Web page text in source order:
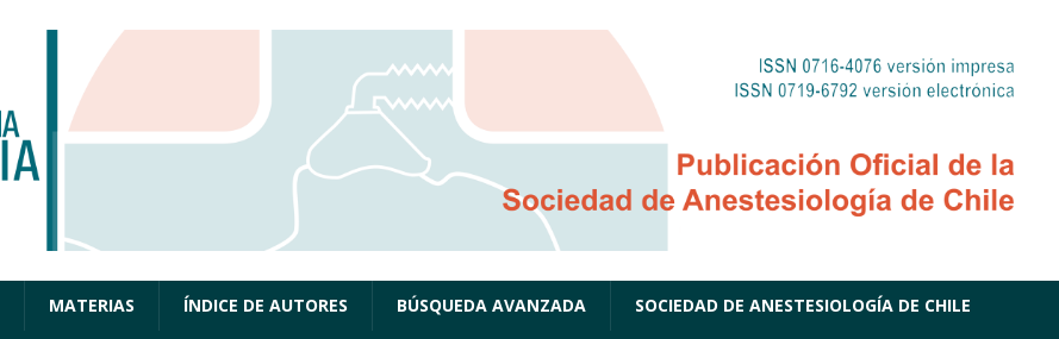
MATERIAS ÍNDICE DE AUTORES BÚSQUEDA AVANZADA SOCIEDAD DE ANESTESIOLOGÍA DE CHILE